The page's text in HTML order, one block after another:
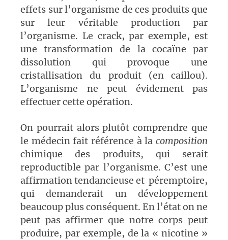
effets sur l’organisme de ces produits que
sur leur véritable production par
l’organisme. Le crack, par exemple, est
une transformation de la cocaïne par
dissolution qui provoque une
cristallisation du produit (en caillou).
L’organisme ne peut évidement pas
effectuer cette opération.
On pourrait alors plutôt comprendre que
le médecin fait référence à la composition
chimique des produits, qui serait
reproductible par l’organisme. C’est une
affirmation tendancieuse et péremptoire,
qui demanderait un développement
beaucoup plus conséquent. En l’état on ne
peut pas affirmer que notre corps peut
produire, par exemple, de la « nicotine »